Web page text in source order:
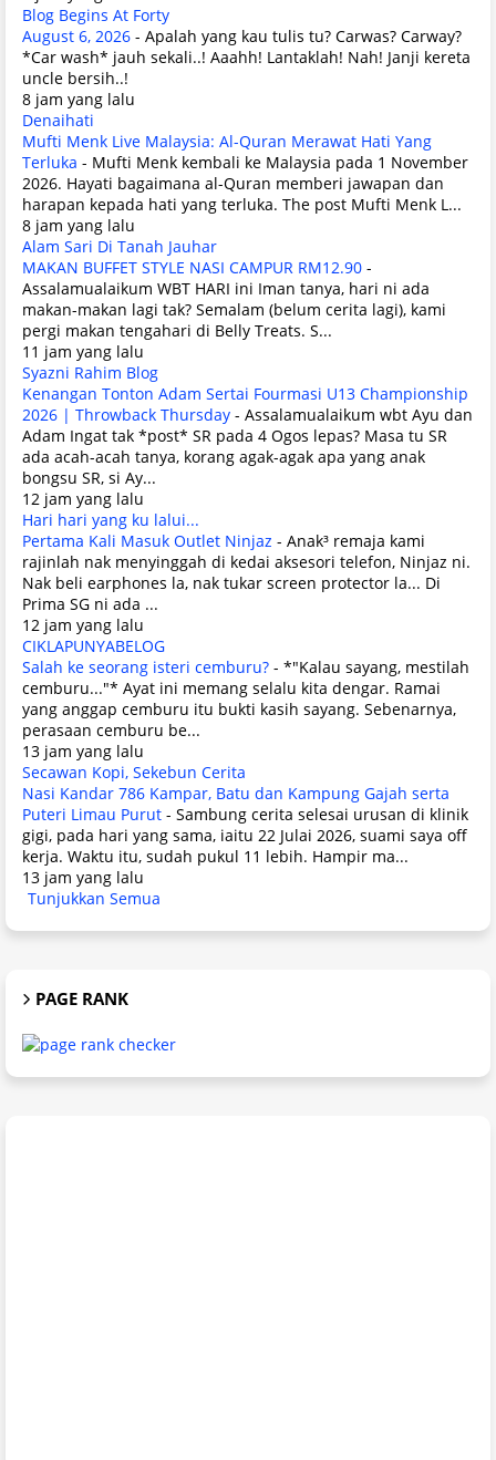
Blog Begins At Forty
August 6, 2026 - Apalah yang kau tulis tu? Carwas? Carway?
*Car wash* jauh sekali..! Aaahh! Lantaklah! Nah! Janji kereta
uncle bersih..!
8 jam yang lalu
Denaihati
Mufti Menk Live Malaysia: Al-Quran Merawat Hati Yang
Terluka - Mufti Menk kembali ke Malaysia pada 1 November
2026. Hayati bagaimana al-Quran memberi jawapan dan
harapan kepada hati yang terluka. The post Mufti Menk L...
8 jam yang lalu
Alam Sari Di Tanah Jauhar
MAKAN BUFFET STYLE NASI CAMPUR RM12.90 -
Assalamualaikum WBT HARI ini Iman tanya, hari ni ada
makan-makan lagi tak? Semalam (belum cerita lagi), kami
pergi makan tengahari di Belly Treats. S...
11 jam yang lalu
Syazni Rahim Blog
Kenangan Tonton Adam Sertai Fourmasi U13 Championship
2026 | Throwback Thursday - Assalamualaikum wbt Ayu dan
Adam Ingat tak *post* SR pada 4 Ogos lepas? Masa tu SR
ada acah-acah tanya, korang agak-agak apa yang anak
bongsu SR, si Ay...
12 jam yang lalu
Hari hari yang ku lalui...
Pertama Kali Masuk Outlet Ninjaz - Anak³ remaja kami
rajinlah nak menyinggah di kedai aksesori telefon, Ninjaz ni.
Nak beli earphones la, nak tukar screen protector la... Di
Prima SG ni ada ...
12 jam yang lalu
CIKLAPUNYABELOG
Salah ke seorang isteri cemburu? - *"Kalau sayang, mestilah
cemburu..."* Ayat ini memang selalu kita dengar. Ramai
yang anggap cemburu itu bukti kasih sayang. Sebenarnya,
perasaan cemburu be...
13 jam yang lalu
Secawan Kopi, Sekebun Cerita
Nasi Kandar 786 Kampar, Batu dan Kampung Gajah serta
Puteri Limau Purut - Sambung cerita selesai urusan di klinik
gigi, pada hari yang sama, iaitu 22 Julai 2026, suami saya off
kerja. Waktu itu, sudah pukul 11 lebih. Hampir ma...
13 jam yang lalu
Tunjukkan Semua
PAGE RANK